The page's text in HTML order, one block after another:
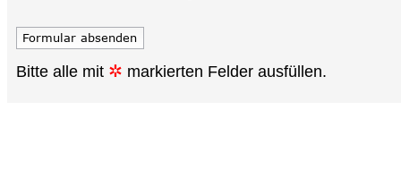
Bitte alle mit ✲ markierten Felder ausfüllen.